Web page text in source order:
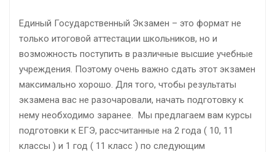
Единый Государственный Экзамен – это формат не
только итоговой аттестации школьников, но и
возможность поступить в различные высшие учебные
учреждения. Поэтому очень важно сдать этот экзамен
максимально хорошо. Для того, чтобы результаты
экзамена вас не разочаровали, начать подготовку к
нему необходимо заранее. Мы предлагаем вам курсы
подготовки к ЕГЭ, рассчитанные на 2 года ( 10, 11
классы ) и 1 год ( 11 класс ) по следующим